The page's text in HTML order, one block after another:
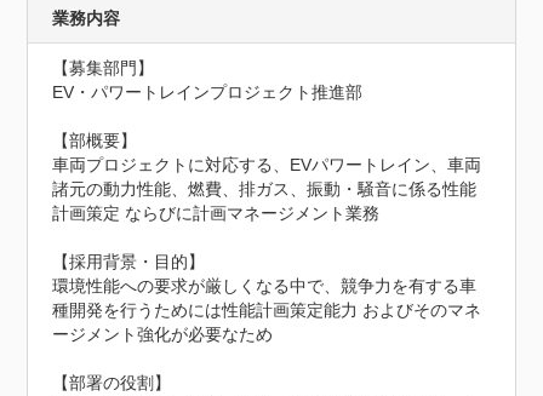
業務内容
【募集部門】
EV・パワートレインプロジェクト推進部
【部概要】
車両プロジェクトに対応する、EVパワートレイン、車両
諸元の動力性能、燃費、排ガス、振動・騒音に係る性能
計画策定 ならびに計画マネージメント業務
【採用背景・目的】
環境性能への要求が厳しくなる中で、競争力を有する車
種開発を行うためには性能計画策定能力 およびそのマネ
ージメント強化が必要なため
【部署の役割】